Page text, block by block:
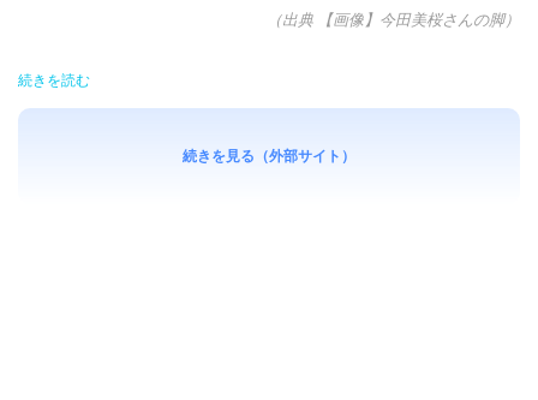
（出典 【画像】今田美桜さんの脚）
続きを読む
続きを見る（外部サイト）